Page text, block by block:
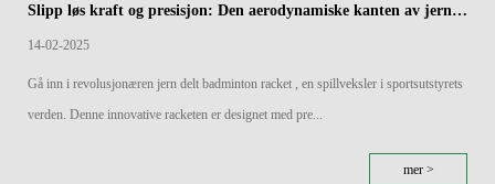
Slipp løs kraft og presisjon: Den aerodynamiske kanten av jern splittet badmintonracketer
14-02-2025
Gå inn i revolusjonæren jern delt badminton racket , en spillveksler i sportsutstyrets
verden. Denne innovative racketen er designet med pre...
mer >